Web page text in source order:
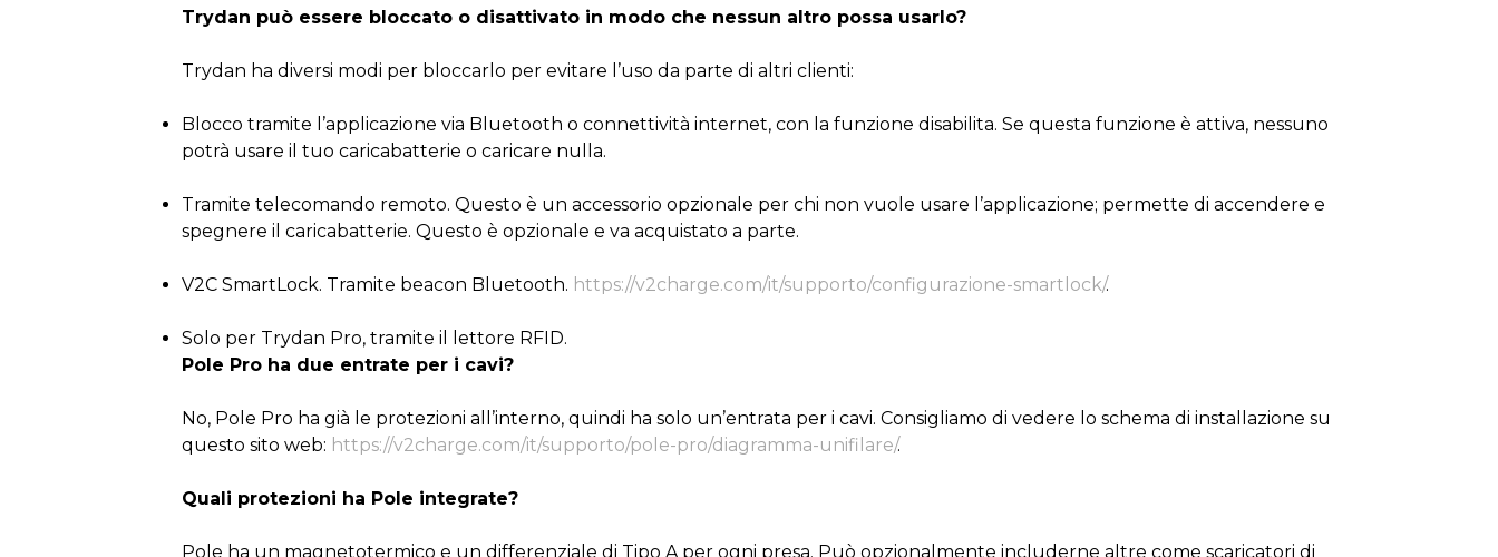
Trydan può essere bloccato o disattivato in modo che nessun altro possa usarlo?
Trydan ha diversi modi per bloccarlo per evitare l’uso da parte di altri clienti:
Blocco tramite l’applicazione via Bluetooth o connettività internet, con la funzione disabilita. Se questa funzione è attiva, nessuno
potrà usare il tuo caricabatterie o caricare nulla.
Tramite telecomando remoto. Questo è un accessorio opzionale per chi non vuole usare l’applicazione; permette di accendere e
spegnere il caricabatterie. Questo è opzionale e va acquistato a parte.
V2C SmartLock. Tramite beacon Bluetooth. https://v2charge.com/it/supporto/configurazione-smartlock/.
Solo per Trydan Pro, tramite il lettore RFID.
Pole Pro ha due entrate per i cavi?
No, Pole Pro ha già le protezioni all’interno, quindi ha solo un’entrata per i cavi. Consigliamo di vedere lo schema di installazione su
questo sito web: https://v2charge.com/it/supporto/pole-pro/diagramma-unifilare/.
Quali protezioni ha Pole integrate?
Pole ha un magnetotermico e un differenziale di Tipo A per ogni presa. Può opzionalmente includerne altre come scaricatori di